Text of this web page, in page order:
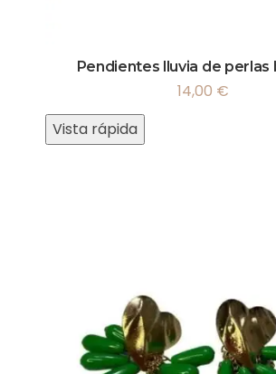
Pendientes lluvia de perlas
14,00 €
Vista rápida